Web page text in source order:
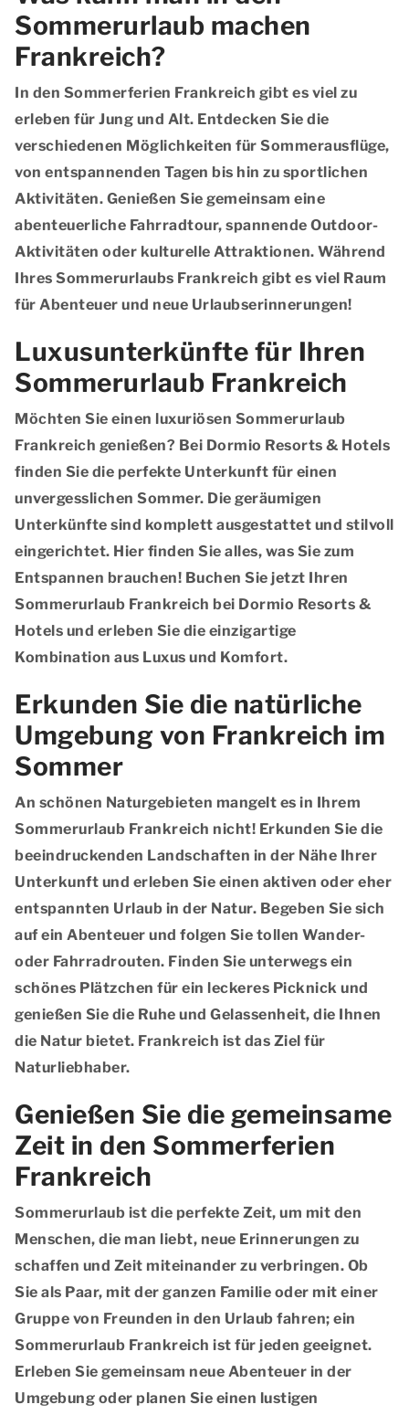
Sommerurlaub machen
Frankreich?
In den Sommerferien Frankreich gibt es viel zu
erleben für Jung und Alt. Entdecken Sie die
verschiedenen Möglichkeiten für Sommerausflüge,
von entspannenden Tagen bis hin zu sportlichen
Aktivitäten. Genießen Sie gemeinsam eine
abenteuerliche Fahrradtour, spannende Outdoor-
Aktivitäten oder kulturelle Attraktionen. Während
Ihres Sommerurlaubs Frankreich gibt es viel Raum
für Abenteuer und neue Urlaubserinnerungen!
Luxusunterkünfte für Ihren
Sommerurlaub Frankreich
Möchten Sie einen luxuriösen Sommerurlaub
Frankreich genießen? Bei Dormio Resorts & Hotels
finden Sie die perfekte Unterkunft für einen
unvergesslichen Sommer. Die geräumigen
Unterkünfte sind komplett ausgestattet und stilvoll
eingerichtet. Hier finden Sie alles, was Sie zum
Entspannen brauchen! Buchen Sie jetzt Ihren
Sommerurlaub Frankreich bei Dormio Resorts &
Hotels und erleben Sie die einzigartige
Kombination aus Luxus und Komfort.
Erkunden Sie die natürliche
Umgebung von Frankreich im
Sommer
An schönen Naturgebieten mangelt es in Ihrem
Sommerurlaub Frankreich nicht! Erkunden Sie die
beeindruckenden Landschaften in der Nähe Ihrer
Unterkunft und erleben Sie einen aktiven oder eher
entspannten Urlaub in der Natur. Begeben Sie sich
auf ein Abenteuer und folgen Sie tollen Wander-
oder Fahrradrouten. Finden Sie unterwegs ein
schönes Plätzchen für ein leckeres Picknick und
genießen Sie die Ruhe und Gelassenheit, die Ihnen
die Natur bietet. Frankreich ist das Ziel für
Naturliebhaber.
Genießen Sie die gemeinsame
Zeit in den Sommerferien
Frankreich
Sommerurlaub ist die perfekte Zeit, um mit den
Menschen, die man liebt, neue Erinnerungen zu
schaffen und Zeit miteinander zu verbringen. Ob
Sie als Paar, mit der ganzen Familie oder mit einer
Gruppe von Freunden in den Urlaub fahren; ein
Sommerurlaub Frankreich ist für jeden geeignet.
Erleben Sie gemeinsam neue Abenteuer in der
Umgebung oder planen Sie einen lustigen